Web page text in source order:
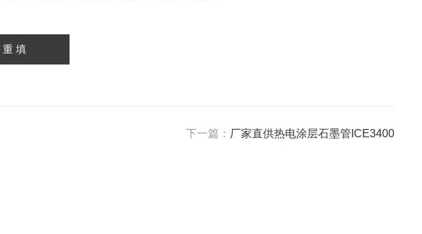
下一篇： 厂家直供热电涂层石墨管ICE3400